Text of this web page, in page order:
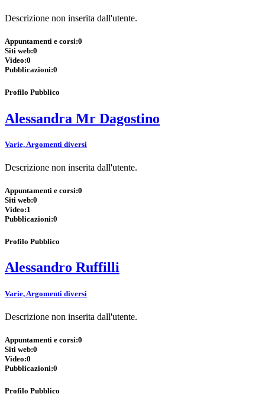
Descrizione non inserita dall'utente.
Appuntamenti e corsi:0
Siti web:0
Video:0
Pubblicazioni:0
Profilo Pubblico
Alessandra Mr Dagostino
Varie, Argomenti diversi
Descrizione non inserita dall'utente.
Appuntamenti e corsi:0
Siti web:0
Video:1
Pubblicazioni:0
Profilo Pubblico
Alessandro Ruffilli
Varie, Argomenti diversi
Descrizione non inserita dall'utente.
Appuntamenti e corsi:0
Siti web:0
Video:0
Pubblicazioni:0
Profilo Pubblico